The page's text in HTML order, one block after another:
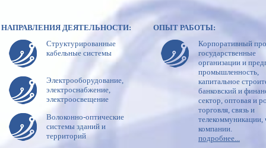
НАПРАВЛЕНИЯ ДЕЯТЕЛЬНОСТИ:
Cтруктурированные
кабельные системы
Электрооборудование,
электроснабжение,
электроосвещение
Волоконно-оптические
системы зданий и
территорий
ОПЫТ РАБОТЫ:
Корпоративный
государственные
организации и
промышленность,
капитальное
банковский и
сектор, оптовая и
торговля, связь и
телекоммуникации,
компании.
подробнее...